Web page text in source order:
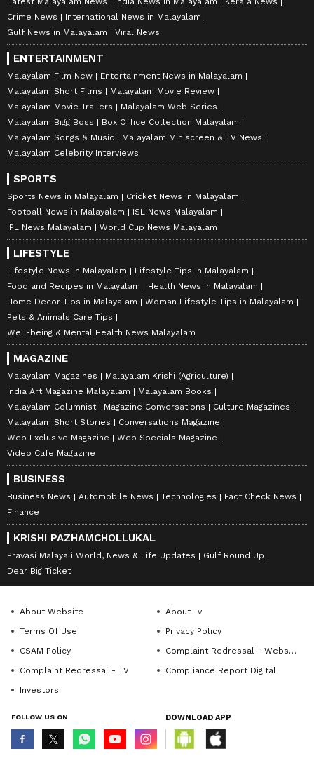
Crime News
International News in Malayalam
Gulf News in Malayalam
Viral News
ENTERTAINMENT
Malayalam Film New
Entertainment News in Malayalam
Malayalam Short Films
Malayalam Movie Review
Malayalam Movie Trailers
Malayalam Web Series
Malayalam Bigg Boss
Box Office Collection Malayalam
Malayalam Songs & Music
Malayalam Miniscreen & TV News
Malayalam Celebrity Interviews
SPORTS
Sports News in Malayalam
Cricket News in Malayalam
Football News in Malayalam
ISL News Malayalam
IPL News Malayalam
World Cup News Malayalam
LIFESTYLE
Lifestyle News in Malayalam
Lifestyle Tips in Malayalam
Food and Recipes in Malayalam
Health News in Malayalam
Home Decor Tips in Malayalam
Woman Lifestyle Tips in Malayalam
Pets & Animals Care Tips
Well-being & Mental Health News Malayalam
MAGAZINE
Malayalam Magazines
Malayalam Krishi (Agriculture)
India Art Magazine Malayalam
Malayalam Books
Malayalam Columnist
Magazine Conversations
Culture Magazines
Malayalam Short Stories
Conversations Magazine
Web Exclusive Magazine
Web Specials Magazine
Video Cafe Magazine
BUSINESS
Business News Automobile News Technologies
Fact Check News
Finance
KRISHI PAZHAMCHOLLUKAL
Pravasi Malayali World, News & Life Updates
Gulf Round Up
Dear Big Ticket
About Website
About Tv
Terms Of Use
Privacy Policy
CSAM Policy
Complaint Redressal - Website
Complaint Redressal - TV
Compliance Report Digital
Investors
FOLLOW US ON DOWNLOAD APP